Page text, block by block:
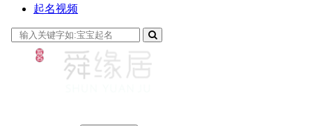
起名视频